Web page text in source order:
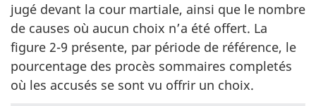
jugé devant la cour martiale, ainsi que le nombre
de causes où aucun choix n’a été offert. La
figure 2-9 présente, par période de référence, le
pourcentage des procès sommaires completés
où les accusés se sont vu offrir un choix.